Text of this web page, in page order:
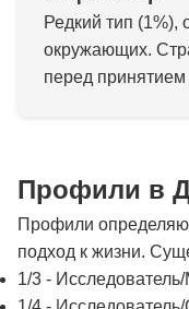
Редкий тип
окружающих.
перед
Профили в
Профили
подход к жизни.
1/3 -